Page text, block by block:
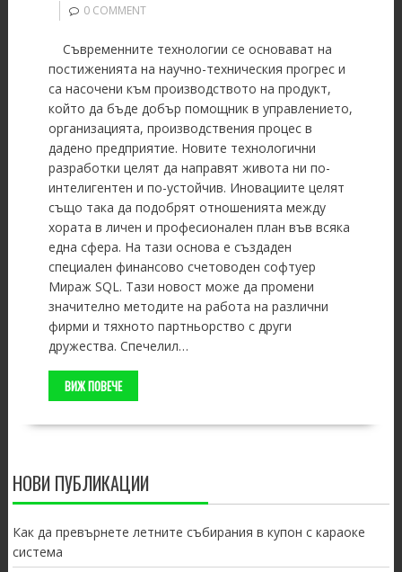
0 COMMENT
Съвременните технологии се основават на
постиженията на научно-техническия прогрес и
са насочени към производството на продукт,
който да бъде добър помощник в управлението,
организацията, производствения процес в
дадено предприятие. Новите технологични
разработки целят да направят живота ни по-
интелигентен и по-устойчив. Иновациите целят
също така да подобрят отношенията между
хората в личен и професионален план във всяка
една сфера. На тази основа е създаден
специален финансово счетоводен софтуер
Мираж SQL. Тази новост може да промени
значително методите на работа на различни
фирми и тяхното партньорство с други
дружества. Спечелил…
ВИЖ ПОВЕЧЕ
НОВИ ПУБЛИКАЦИИ
Как да превърнете летните събирания в купон с караоке
система